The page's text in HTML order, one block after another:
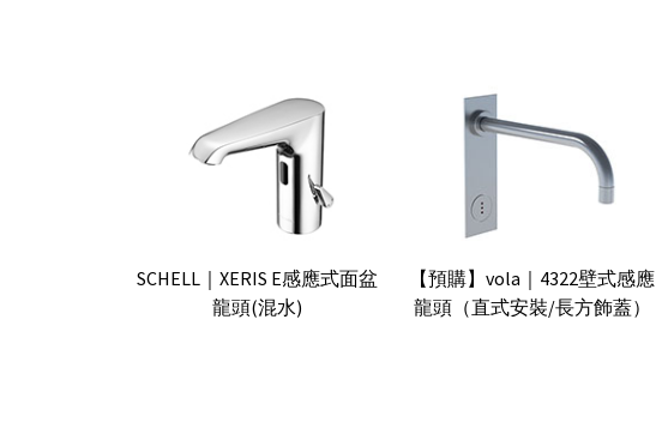
SCHELL｜XERIS E感應式面盆
龍頭(混水)
【預購】vola｜4322壁式感應
龍頭（直式安裝/長方飾蓋）